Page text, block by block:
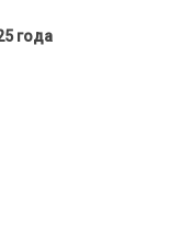
года